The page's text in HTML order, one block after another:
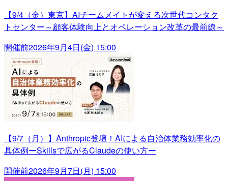
【9/4（金）東京】AIチームメイトが変える次世代コンタク
トセンター～顧客体験向上とオペレーション改革の最前線～
開催前2026年9月4日(金) 15:00
【9/7（月）】Anthropic登壇！AIによる自治体業務効率化の
具体例ーSkillsで広がるClaudeの使い方ー
開催前2026年9月7日(月) 15:00